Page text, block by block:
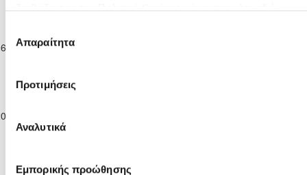
συγκατάθεσης
Απαραίτητα
Προτιμήσεις
Αναλυτικά
Εμπορικής προώθησης
12-2023
Β΄
12-2023
Παγκύπριο
Κατηγορίας
Πρωτάθλημα